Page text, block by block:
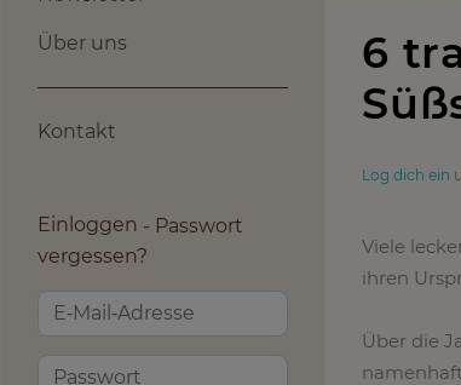
Über uns
Kontakt
Einloggen
Passwort
vergessen?
6
Log dich ein
Viele
ihren
Über die